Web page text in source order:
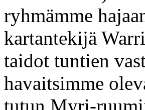
ryhmämme
kartantekijä
taidot tuntien
havaitsimme
tutun Myri-